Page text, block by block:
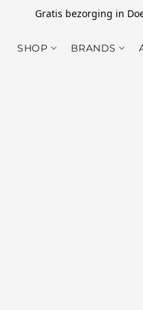
Gratis bezorging in
SHOP BRANDS